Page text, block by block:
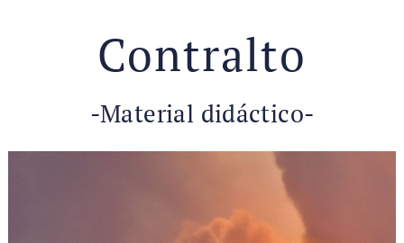
Contralto
-Material didáctico-